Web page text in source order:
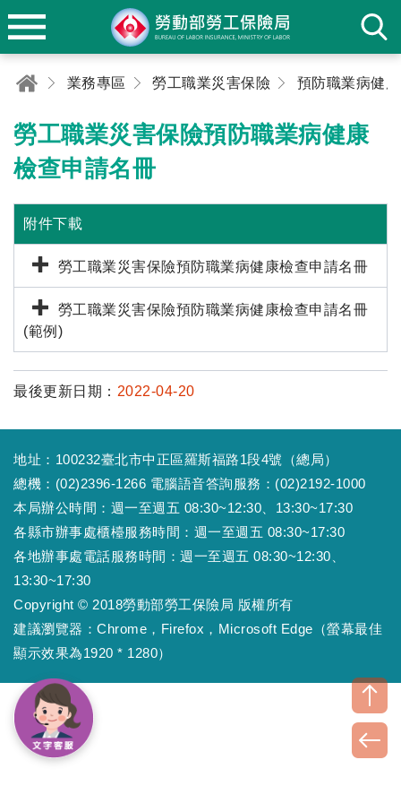
業務專區 勞工職業災害保險
勞工職業災害保險預防職業病健康
檢查申請名冊
附件下載
勞工職業災害保險預防職業病健康檢查申請名冊
勞工職業災害保險預防職業病健康檢查申請名冊
(範例)
最後更新日期： 2022-04-20
地址：100232臺北市中正區羅斯福路1段4號（總局）
總機：(02)2396-1266 電腦語音答詢服務：(02)2192-1000
本局辦公時間：週一至週五 08:30~12:30、13:30~17:30
各縣市辦事處櫃檯服務時間：週一至週五 08:30~17:30
各地辦事處電話服務時間：週一至週五 08:30~12:30、
13:30~17:30
Copyright © 2018勞動部勞工保險局 版權所有
建議瀏覽器：Chrome，Firefox，Microsoft Edge（螢幕最佳
顯示效果為1920 * 1280）